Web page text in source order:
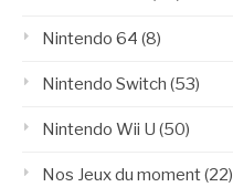
Nintendo 64 (8)
Nintendo Switch (53)
Nintendo Wii U (50)
Nos Jeux du moment(22)